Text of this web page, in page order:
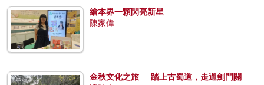
繪本界一顆閃亮新星
陳家偉
金秋文化之旅──踏上古蜀道，走過劍門關